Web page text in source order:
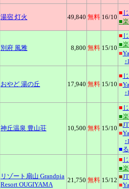
湯宿 灯火 49,840 無料 16/10
■
■
別府 風雅 8,800 無料 15/10
■
■
■
おやど 湯の丘 17,940 無料 15/10
■
■
神丘温泉 豊山荘 10,500 無料 15/10
■
■
■
■
■
リゾート扇山 Grandpia
Resort OUGIYAMA
21,750 無料 15/12
■
■
■
■